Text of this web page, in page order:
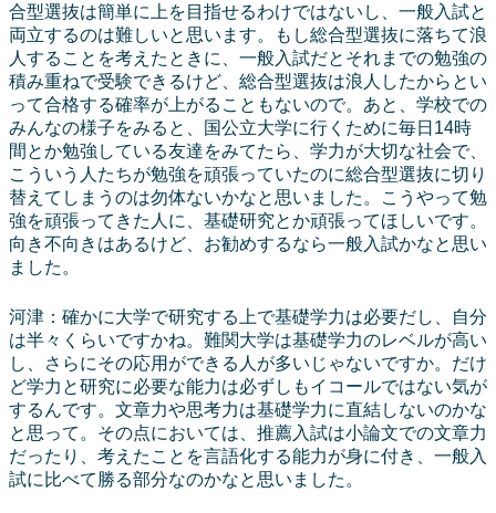
合型選抜は簡単に上を目指せるわけではないし、一般入試と
両立するのは難しいと思います。もし総合型選抜に落ちて浪
人することを考えたときに、一般入試だとそれまでの勉強の
積み重ねで受験できるけど、総合型選抜は浪人したからとい
って合格する確率が上がることもないので。あと、学校での
みんなの様子をみると、国公立大学に行くために毎日14時
間とか勉強している友達をみてたら、学力が大切な社会で、
こういう人たちが勉強を頑張っていたのに総合型選抜に切り
替えてしまうのは勿体ないかなと思いました。こうやって勉
強を頑張ってきた人に、基礎研究とか頑張ってほしいです。
向き不向きはあるけど、お勧めするなら一般入試かなと思い
ました。
河津：確かに大学で研究する上で基礎学力は必要だし、自分
は半々くらいですかね。難関大学は基礎学力のレベルが高い
し、さらにその応用ができる人が多いじゃないですか。だけ
ど学力と研究に必要な能力は必ずしもイコールではない気が
するんです。文章力や思考力は基礎学力に直結しないのかな
と思って。その点においては、推薦入試は小論文での文章力
だったり、考えたことを言語化する能力が身に付き、一般入
試に比べて勝る部分なのかなと思いました。